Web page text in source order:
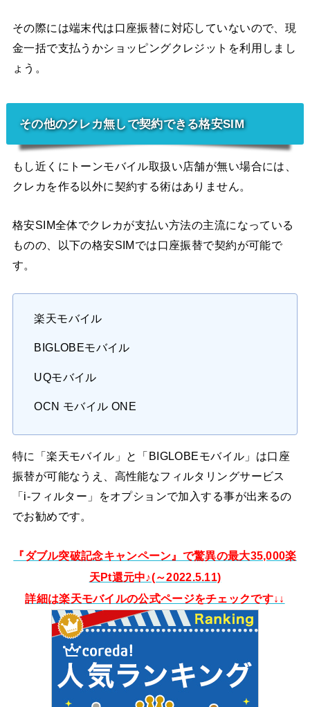
その際には端末代は口座振替に対応していないので、現
金一括で支払うかショッピングクレジットを利用しまし
ょう。
その他のクレカ無しで契約できる格安SIM
もし近くにトーンモバイル取扱い店舗が無い場合には、
クレカを作る以外に契約する術はありません。
格安SIM全体でクレカが支払い方法の主流になっている
ものの、以下の格安SIMでは口座振替で契約が可能で
す。
楽天モバイル
BIGLOBEモバイル
UQモバイル
OCN モバイル ONE
特に「楽天モバイル」と「BIGLOBEモバイル」は口座
振替が可能なうえ、高性能なフィルタリングサービス
「i-フィルター」をオプションで加入する事が出来るの
でお勧めです。
『ダブル突破記念キャンペーン』で驚異の最大35,000楽
天Pt還元中♪(～2022.5.11)
詳細は楽天モバイルの公式ページをチェックです↓↓